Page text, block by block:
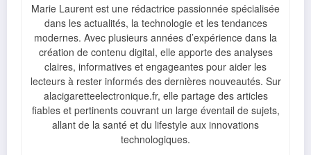
Marie Laurent est une rédactrice passionnée spécialisée
dans les actualités, la technologie et les tendances
modernes. Avec plusieurs années d’expérience dans la
création de contenu digital, elle apporte des analyses
claires, informatives et engageantes pour aider les
lecteurs à rester informés des dernières nouveautés. Sur
alacigaretteelectronique.fr, elle partage des articles
fiables et pertinents couvrant un large éventail de sujets,
allant de la santé et du lifestyle aux innovations
technologiques.